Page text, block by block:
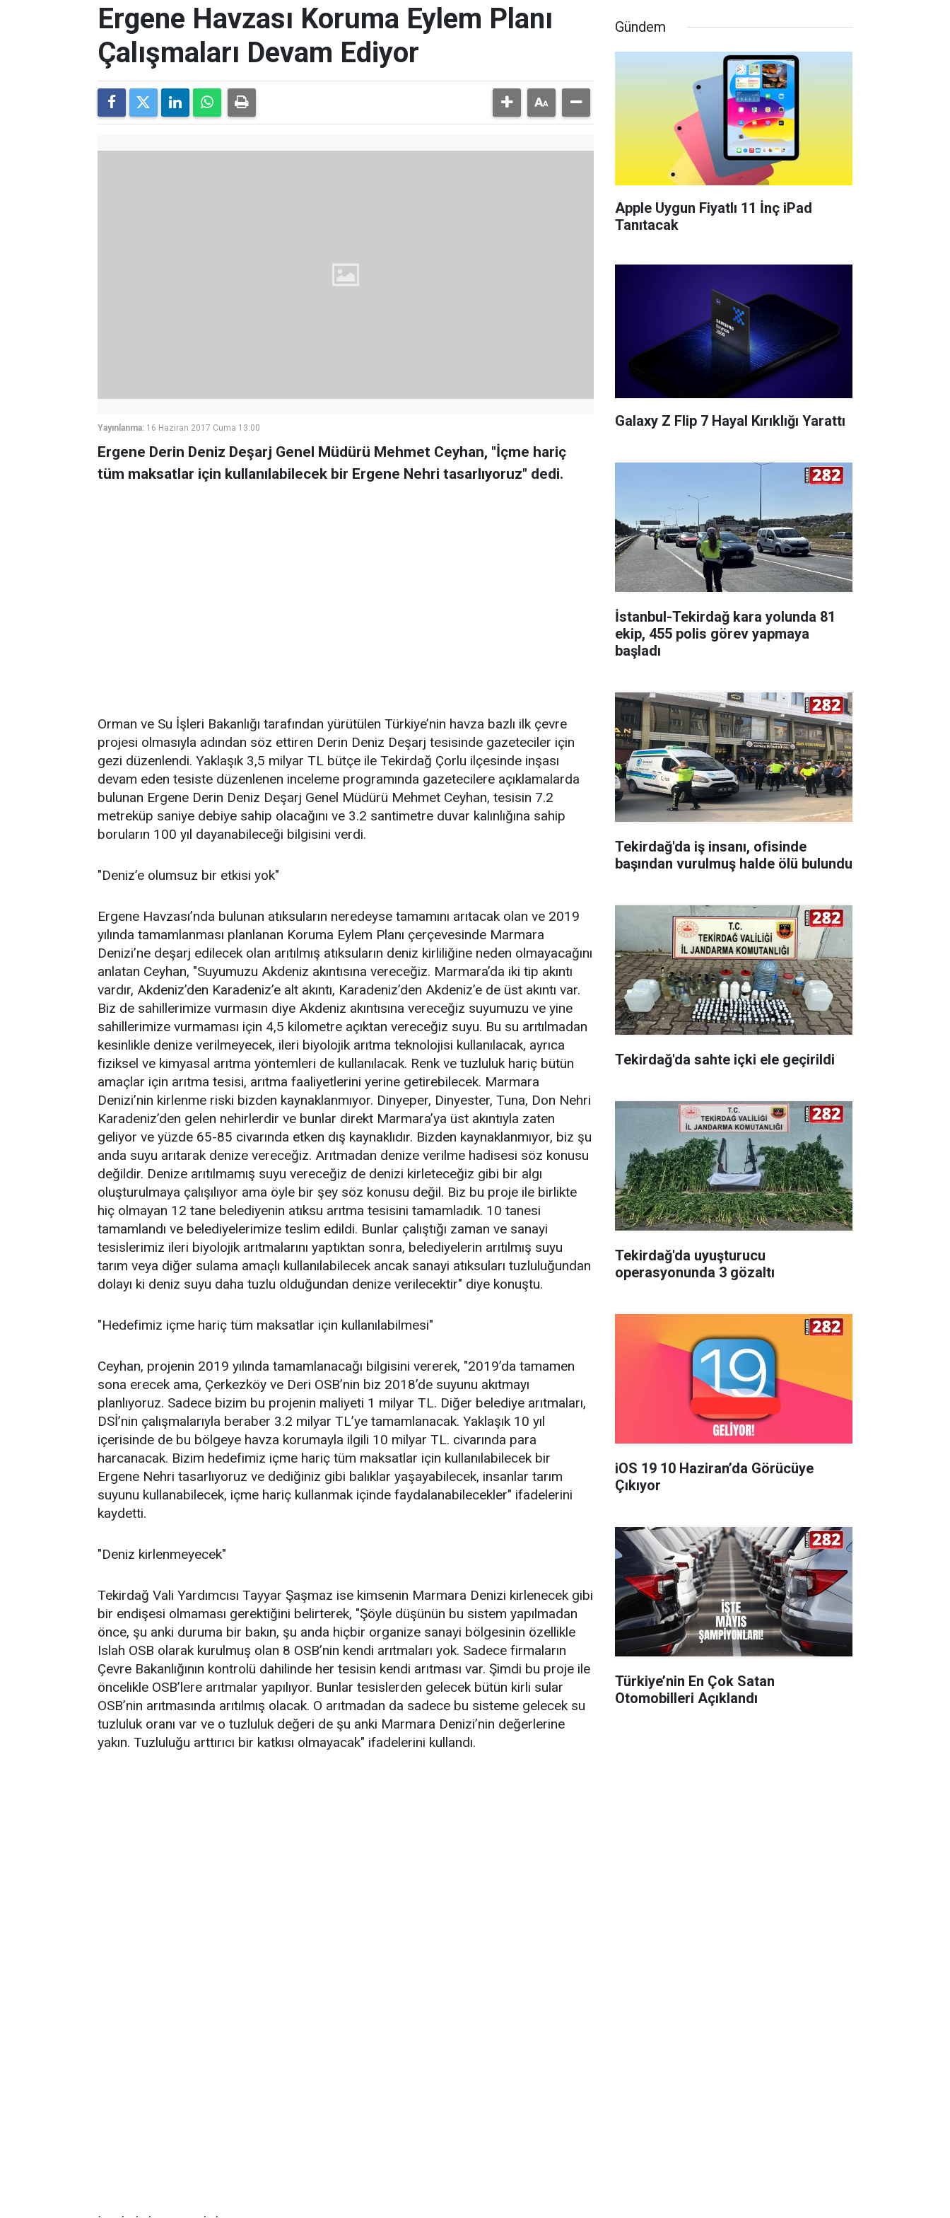
Ergene Havzası Koruma Eylem Planı
Çalışmaları Devam Ediyor
Yayınlanma: 16 Haziran 2017 Cuma 13:00
Ergene Derin Deniz Deşarj Genel Müdürü Mehmet Ceyhan, "İçme hariç
tüm maksatlar için kullanılabilecek bir Ergene Nehri tasarlıyoruz" dedi.
Orman ve Su İşleri Bakanlığı tarafından yürütülen Türkiye’nin havza bazlı ilk çevre
projesi olmasıyla adından söz ettiren Derin Deniz Deşarj tesisinde gazeteciler için
gezi düzenlendi. Yaklaşık 3,5 milyar TL bütçe ile Tekirdağ Çorlu ilçesinde inşası
devam eden tesiste düzenlenen inceleme programında gazetecilere açıklamalarda
bulunan Ergene Derin Deniz Deşarj Genel Müdürü Mehmet Ceyhan, tesisin 7.2
metreküp saniye debiye sahip olacağını ve 3.2 santimetre duvar kalınlığına sahip
boruların 100 yıl dayanabileceği bilgisini verdi.
"Deniz’e olumsuz bir etkisi yok"
Ergene Havzası’nda bulunan atıksuların neredeyse tamamını arıtacak olan ve 2019
yılında tamamlanması planlanan Koruma Eylem Planı çerçevesinde Marmara
Denizi’ne deşarj edilecek olan arıtılmış atıksuların deniz kirliliğine neden olmayacağını
anlatan Ceyhan, "Suyumuzu Akdeniz akıntısına vereceğiz. Marmara’da iki tip akıntı
vardır, Akdeniz’den Karadeniz’e alt akıntı, Karadeniz’den Akdeniz’e de üst akıntı var.
Biz de sahillerimize vurmasın diye Akdeniz akıntısına vereceğiz suyumuzu ve yine
sahillerimize vurmaması için 4,5 kilometre açıktan vereceğiz suyu. Bu su arıtılmadan
kesinlikle denize verilmeyecek, ileri biyolojik arıtma teknolojisi kullanılacak, ayrıca
fiziksel ve kimyasal arıtma yöntemleri de kullanılacak. Renk ve tuzluluk hariç bütün
amaçlar için arıtma tesisi, arıtma faaliyetlerini yerine getirebilecek. Marmara
Denizi’nin kirlenme riski bizden kaynaklanmıyor. Dinyeper, Dinyester, Tuna, Don Nehri
Karadeniz’den gelen nehirlerdir ve bunlar direkt Marmara’ya üst akıntıyla zaten
geliyor ve yüzde 65-85 civarında etken dış kaynaklıdır. Bizden kaynaklanmıyor, biz şu
anda suyu arıtarak denize vereceğiz. Arıtmadan denize verilme hadisesi söz konusu
değildir. Denize arıtılmamış suyu vereceğiz de denizi kirleteceğiz gibi bir algı
oluşturulmaya çalışılıyor ama öyle bir şey söz konusu değil. Biz bu proje ile birlikte
hiç olmayan 12 tane belediyenin atıksu arıtma tesisini tamamladık. 10 tanesi
tamamlandı ve belediyelerimize teslim edildi. Bunlar çalıştığı zaman ve sanayi
tesislerimiz ileri biyolojik arıtmalarını yaptıktan sonra, belediyelerin arıtılmış suyu
tarım veya diğer sulama amaçlı kullanılabilecek ancak sanayi atıksuları tuzluluğundan
dolayı ki deniz suyu daha tuzlu olduğundan denize verilecektir" diye konuştu.
"Hedefimiz içme hariç tüm maksatlar için kullanılabilmesi"
Ceyhan, projenin 2019 yılında tamamlanacağı bilgisini vererek, "2019’da tamamen
sona erecek ama, Çerkezköy ve Deri OSB’nin biz 2018’de suyunu akıtmayı
planlıyoruz. Sadece bizim bu projenin maliyeti 1 milyar TL. Diğer belediye arıtmaları,
DSİ’nin çalışmalarıyla beraber 3.2 milyar TL’ye tamamlanacak. Yaklaşık 10 yıl
içerisinde de bu bölgeye havza korumayla ilgili 10 milyar TL. civarında para
harcanacak. Bizim hedefimiz içme hariç tüm maksatlar için kullanılabilecek bir
Ergene Nehri tasarlıyoruz ve dediğiniz gibi balıklar yaşayabilecek, insanlar tarım
suyunu kullanabilecek, içme hariç kullanmak içinde faydalanabilecekler" ifadelerini
kaydetti.
"Deniz kirlenmeyecek"
Tekirdağ Vali Yardımcısı Tayyar Şaşmaz ise kimsenin Marmara Denizi kirlenecek gibi
bir endişesi olmaması gerektiğini belirterek, "Şöyle düşünün bu sistem yapılmadan
önce, şu anki duruma bir bakın, şu anda hiçbir organize sanayi bölgesinin özellikle
Islah OSB olarak kurulmuş olan 8 OSB’nin kendi arıtmaları yok. Sadece firmaların
Çevre Bakanlığının kontrolü dahilinde her tesisin kendi arıtması var. Şimdi bu proje ile
öncelikle OSB’lere arıtmalar yapılıyor. Bunlar tesislerden gelecek bütün kirli sular
OSB’nin arıtmasında arıtılmış olacak. O arıtmadan da sadece bu sisteme gelecek su
tuzluluk oranı var ve o tuzluluk değeri de şu anki Marmara Denizi’nin değerlerine
yakın. Tuzluluğu arttırıcı bir katkısı olmayacak" ifadelerini kullandı.
Gündem
Apple Uygun Fiyatlı 11 İnç iPad
Tanıtacak
Galaxy Z Flip 7 Hayal Kırıklığı Yarattı
İstanbul-Tekirdağ kara yolunda 81
ekip, 455 polis görev yapmaya
başladı
Tekirdağ'da iş insanı, ofisinde
başından vurulmuş halde ölü bulundu
Tekirdağ'da sahte içki ele geçirildi
Tekirdağ'da uyuşturucu
operasyonunda 3 gözaltı
iOS 19 10 Haziran’da Görücüye
Çıkıyor
Türkiye’nin En Çok Satan
Otomobilleri Açıklandı